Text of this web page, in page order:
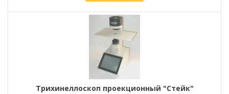
Трихинеллоскоп проекционный "Стейк"